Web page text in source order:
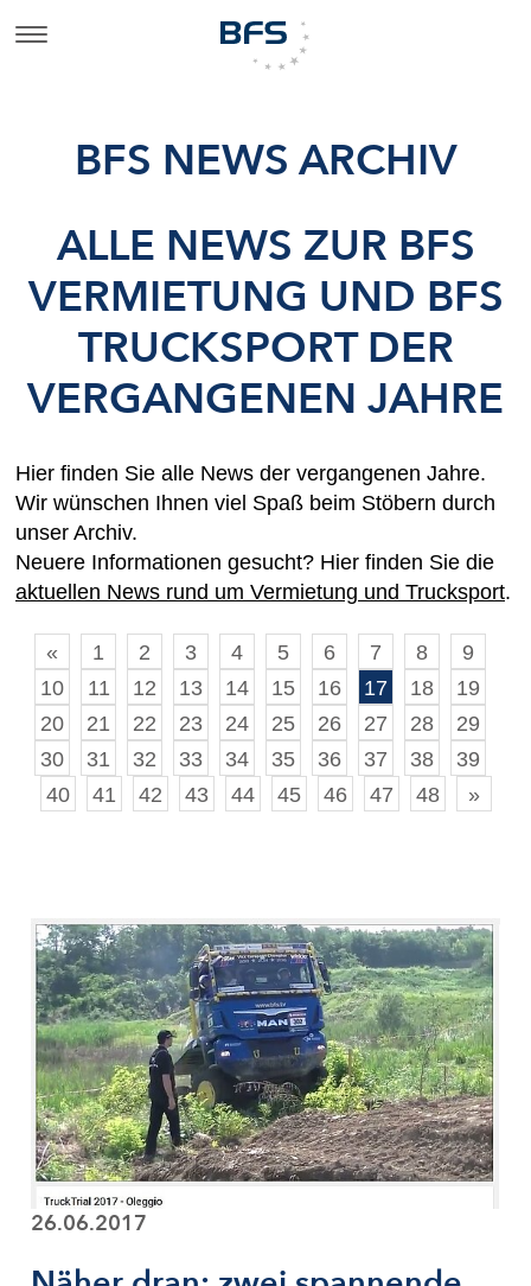
BFS NEWS ARCHIV
ALLE NEWS ZUR BFS
VERMIETUNG UND BFS
TRUCKSPORT DER
VERGANGENEN JAHRE
Hier finden Sie alle News der vergangenen Jahre.
Wir wünschen Ihnen viel Spaß beim Stöbern durch
unser Archiv.
Neuere Informationen gesucht? Hier finden Sie die
aktuellen News rund um Vermietung und Trucksport.
« 1 2 3 4 5 6 7 8
9
10
11 12 13 14 15 16 17 18
19
20
21 22 23 24 25 26 27 28
29
30
31 32 33 34 35 36 37 38
39
40
41 42 43 44 45 46 47 48 »
26.06.2017